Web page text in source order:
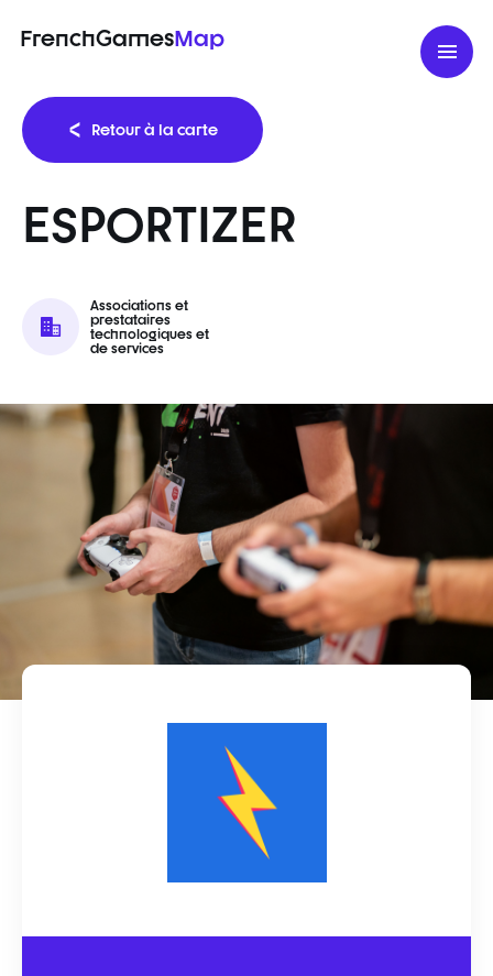
FrenchGamesMap
Retour à la carte
ESPORTIZER
Associations et
prestataires
technologiques et
de services